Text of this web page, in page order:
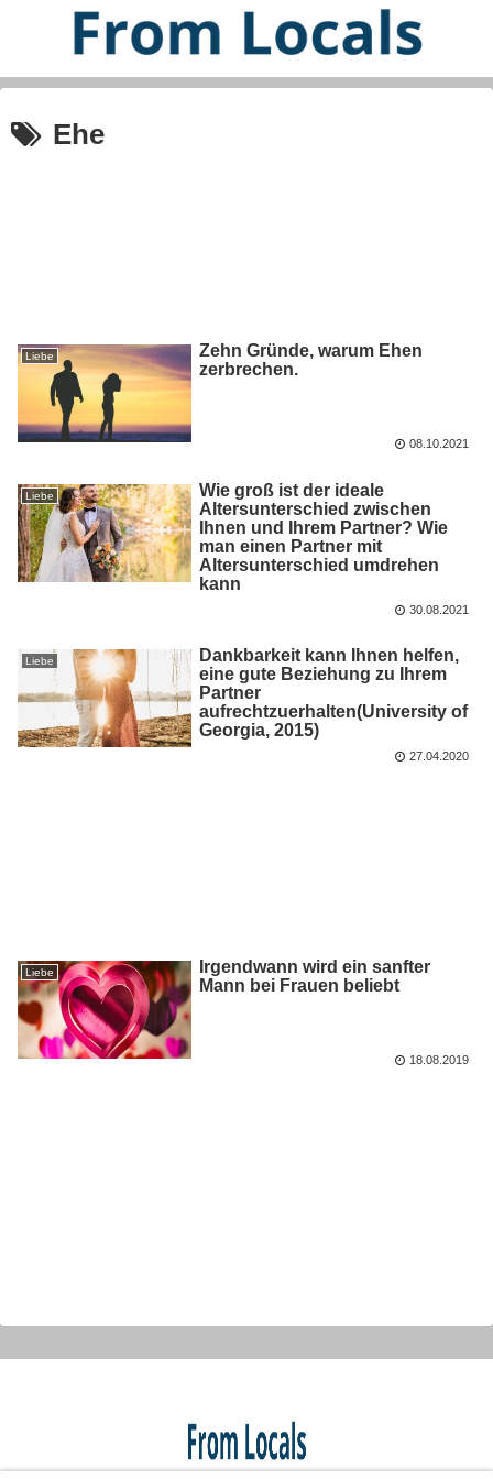
Ehe
Liebe
Zehn Gründe, warum Ehen
zerbrechen.
08.10.2021
Liebe
Wie groß ist der ideale
Altersunterschied zwischen
Ihnen und Ihrem Partner? Wie
man einen Partner mit
Altersunterschied umdrehen
kann
30.08.2021
Liebe
Dankbarkeit kann Ihnen helfen,
eine gute Beziehung zu Ihrem
Partner
aufrechtzuerhalten(University of
Georgia, 2015)
27.04.2020
Liebe
Irgendwann wird ein sanfter
Mann bei Frauen beliebt
18.08.2019